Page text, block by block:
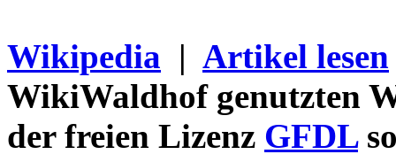
Wikipedia | Artikel lesen
WikiWaldhof genutzten
der freien Lizenz GFDL